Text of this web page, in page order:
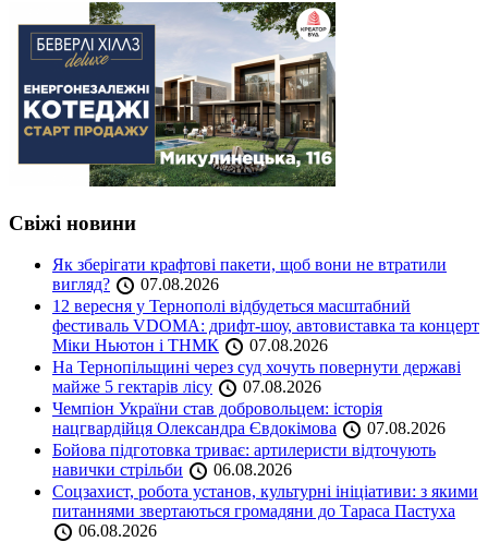
Свіжі новини
Як зберігати крафтові пакети, щоб вони не втратили
вигляд?
07.08.2026
12 вересня у Тернополі відбудеться масштабний
фестиваль VDOMA: дрифт-шоу, автовиставка та концерт
Міки Ньютон і ТНМК
07.08.2026
На Тернопільщині через суд хочуть повернути державі
майже 5 гектарів лісу
07.08.2026
Чемпіон України став добровольцем: історія
нацгвардійця Олександра Євдокімова
07.08.2026
Бойова підготовка триває: артилеристи відточують
навички стрільби
06.08.2026
Соцзахист, робота установ, культурні ініціативи: з якими
питаннями звертаються громадяни до Тараса Пастуха
06.08.2026